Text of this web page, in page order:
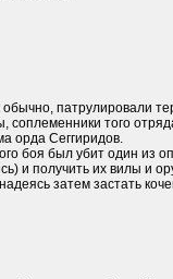
патрулировали
соплеменники того
орда Сеггиридов.
боя был убит один из
и получить их вилы и
затем застать